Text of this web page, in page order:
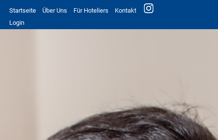
Startseite Über Uns Für Hoteliers
Kontakt
Login